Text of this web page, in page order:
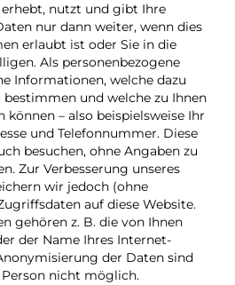
nutzt und gibt Ihre
nur dann weiter, wenn dies
erlaubt ist oder Sie in die
Als personenbezogene
Informationen, welche dazu
bestimmen und welche zu Ihnen
– also beispielsweise Ihr
und Telefonnummer. Diese
besuchen, ohne Angaben zu
Zur Verbesserung unseres
wir jedoch (ohne
auf diese Website.
gehören z. B. die von Ihnen
der Name Ihres Internet-
der Daten sind
Person nicht möglich.